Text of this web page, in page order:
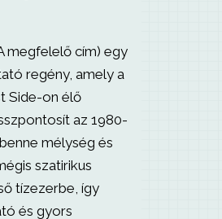
megfelelő cím) egy
regény, amely a
Side-on élő
az 1980-
mélység és
szatirikus
tízezerbe, így
és gyors